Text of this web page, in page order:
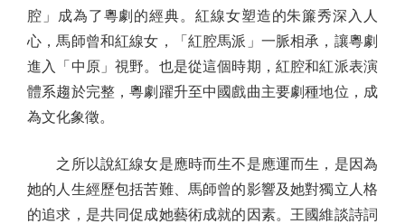
腔」成為了粵劇的經典。紅線女塑造的朱簾秀深入人
心，馬師曾和紅線女，「紅腔馬派」一脈相承，讓粵劇
進入「中原」視野。也是從這個時期，紅腔和紅派表演
體系趨於完整，粵劇躍升至中國戲曲主要劇種地位，成
為文化象徵。
之所以說紅線女是應時而生不是應運而生，是因為
她的人生經歷包括苦難、馬師曾的影響及她對獨立人格
的追求，是共同促成她藝術成就的因素。王國維談詩詞